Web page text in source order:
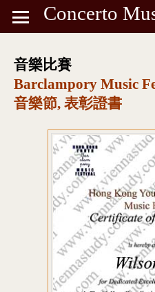
Concerto
音樂比賽
Barclampory Music
音樂節, 表彰證書